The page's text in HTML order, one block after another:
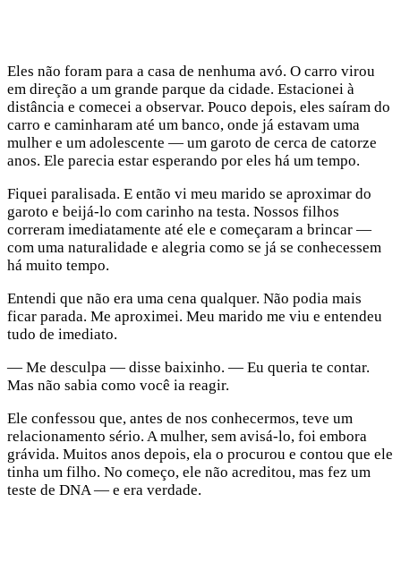
Eles não foram para a casa de nenhuma avó. O carro virou
em direção a um grande parque da cidade. Estacionei à
distância e comecei a observar. Pouco depois, eles saíram do
carro e caminharam até um banco, onde já estavam uma
mulher e um adolescente — um garoto de cerca de catorze
anos. Ele parecia estar esperando por eles há um tempo.
Fiquei paralisada. E então vi meu marido se aproximar do
garoto e beijá-lo com carinho na testa. Nossos filhos
correram imediatamente até ele e começaram a brincar —
com uma naturalidade e alegria como se já se conhecessem
há muito tempo.
Entendi que não era uma cena qualquer. Não podia mais
ficar parada. Me aproximei. Meu marido me viu e entendeu
tudo de imediato.
— Me desculpa — disse baixinho. — Eu queria te contar.
Mas não sabia como você ia reagir.
Ele confessou que, antes de nos conhecermos, teve um
relacionamento sério. A mulher, sem avisá-lo, foi embora
grávida. Muitos anos depois, ela o procurou e contou que ele
tinha um filho. No começo, ele não acreditou, mas fez um
teste de DNA — e era verdade.